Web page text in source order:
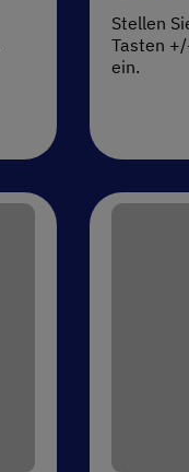
Stellen
Tasten
ein.